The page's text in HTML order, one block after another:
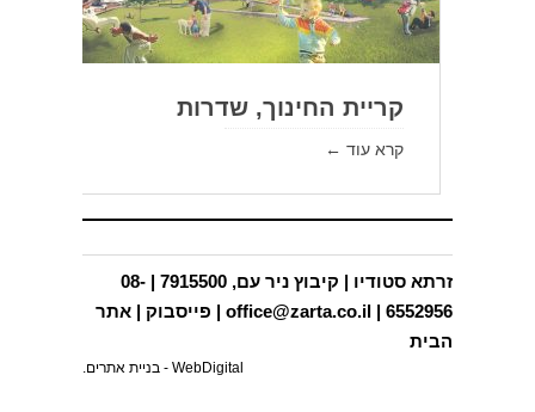
RE-USE ושימור
בתים פרטיים
שכונות מגורים
פרסומים
תחרויות
בפריפריה
קריית החינוך, שדרות
קרא עוד ←
זרתא סטודיו | קיבוץ ניר עם, 7915500 | 08-
6552956 |
office@zarta.co.il
| פייסבוק | אתר
הבית
WebDigital - בניית אתרים.